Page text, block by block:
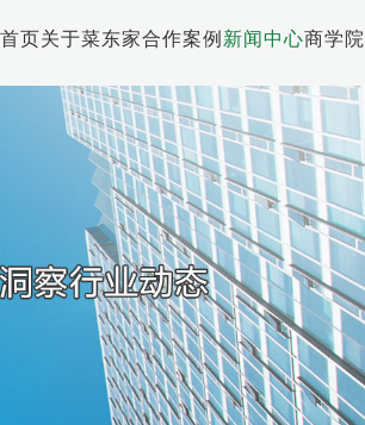
首页关于菜东家合作案例新闻中心商学院